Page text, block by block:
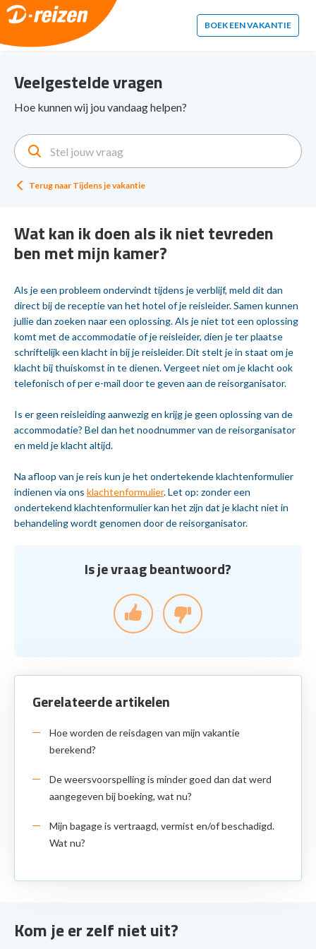
2. Paste this code immediately after the opening tag:
BOEK EEN VAKANTIE
Veelgestelde vragen
Hoe kunnen wij jou vandaag helpen?
Terug naar Tijdens je vakantie
Wat kan ik doen als ik niet tevreden
ben met mijn kamer?
Als je een probleem ondervindt tijdens je verblijf, meld dit dan
direct bij de receptie van het hotel of je reisleider. Samen kunnen
jullie dan zoeken naar een oplossing. Als je niet tot een oplossing
komt met de accommodatie of je reisleider, dien je ter plaatse
schriftelijk een klacht in bij je reisleider. Dit stelt je in staat om je
klacht bij thuiskomst in te dienen. Vergeet niet om je klacht ook
telefonisch of per e-mail door te geven aan de reisorganisator.
Is er geen reisleiding aanwezig en krijg je geen oplossing van de
accommodatie? Bel dan het noodnummer van de reisorganisator
en meld je klacht altijd.
Na afloop van je reis kun je het ondertekende klachtenformulier
indienen via ons klachtenformulier. Let op: zonder een
ondertekend klachtenformulier kan het zijn dat je klacht niet in
behandeling wordt genomen door de reisorganisator.
Is je vraag beantwoord?
Gerelateerde artikelen
Hoe worden de reisdagen van mijn vakantie
berekend?
De weersvoorspelling is minder goed dan dat werd
aangegeven bij boeking, wat nu?
Mijn bagage is vertraagd, vermist en/of beschadigd.
Wat nu?
Kom je er zelf niet uit?